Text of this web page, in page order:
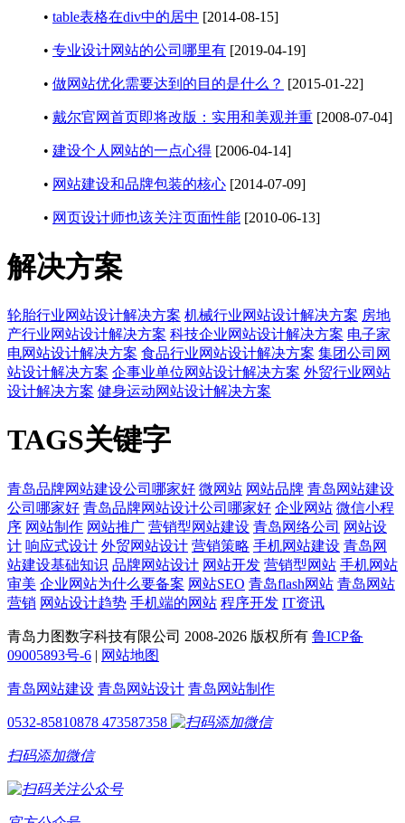
• table表格在div中的居中 [2014-08-15]
• 专业设计网站的公司哪里有 [2019-04-19]
• 做网站优化需要达到的目的是什么？ [2015-01-22]
• 戴尔官网首页即将改版：实用和美观并重 [2008-07-04]
• 建设个人网站的一点心得 [2006-04-14]
• 网站建设和品牌包装的核心 [2014-07-09]
• 网页设计师也该关注页面性能 [2010-06-13]
解决方案
轮胎行业网站设计解决方案 机械行业网站设计解决方案 房地
产行业网站设计解决方案 科技企业网站设计解决方案 电子家
电网站设计解决方案 食品行业网站设计解决方案 集团公司网
站设计解决方案 企事业单位网站设计解决方案 外贸行业网站
设计解决方案 健身运动网站设计解决方案
TAGS关键字
青岛品牌网站建设公司哪家好 微网站 网站品牌 青岛网站建设
公司哪家好 青岛品牌网站设计公司哪家好 企业网站 微信小程
序 网站制作 网站推广 营销型网站建设 青岛网络公司 网站设
计 响应式设计 外贸网站设计 营销策略 手机网站建设 青岛网
站建设基础知识 品牌网站设计 网站开发 营销型网站 手机网站
审美 企业网站为什么要备案 网站SEO 青岛flash网站 青岛网站
营销 网站设计趋势 手机端的网站 程序开发 IT资讯
青岛力图数字科技有限公司 2008-2026 版权所有 鲁ICP备
09005893号-6 | 网站地图
青岛网站建设 青岛网站设计 青岛网站制作
0532-85810878 473587358
扫码添加微信